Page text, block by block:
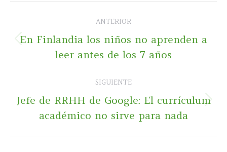
entre
publicaciones
ANTERIOR
Publicación
anterior:
En Finlandia los niños no aprenden a
leer antes de los 7 años
SIGUIENTE
Publicación
siguiente:
Jefe de RRHH de Google: El currículum
académico no sirve para nada